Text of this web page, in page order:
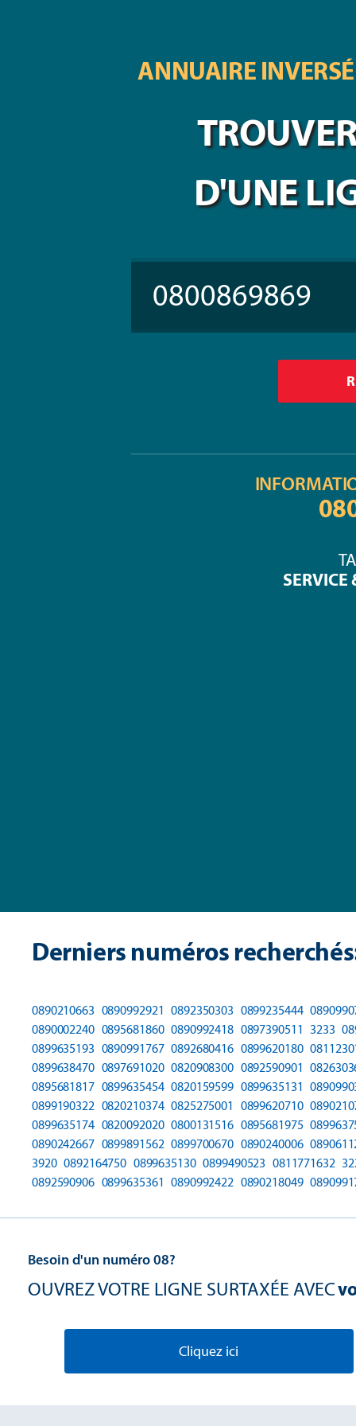
ANNUAIRE
D'UNE
SERVICE
Derniers numéros
0890210663 0890992921 0892350303 0899235444
0890002240 0895681860 0890992418 0897390511 3233
0899635193 0890991767 0892680416 0899620180
0899638470 0897691020 0820908300 0892590901
0895681817 0899635454 0820159599 0899635131
0899190322 0820210374 0825275001 0899620710
0899635174 0820092020 0800131516 0895681975
0890242667 0899891562 0899700670 0890240006
3920 0892164750 0899635130 0899490523 0811771632
0892590906 0899635361 0890992422 0890218049
Besoin d'un numéro 08?
OUVREZ VOTRE LIGNE SURTAXÉE AVEC
Cliquez ici